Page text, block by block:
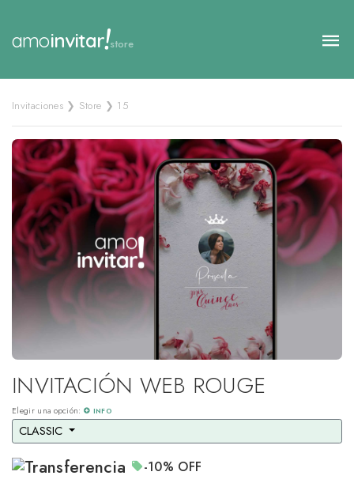
amoinvitar!store
Invitaciones ❯ Store ❯ 15
INVITACIÓN WEB ROUGE
Elegir una opción: INFO
CLASSIC
-10% OFF